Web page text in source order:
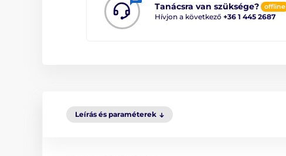
Tanácsra van szüksége? offline
Hívjon a következő +36 1 445 2687
Leírás és paraméterek